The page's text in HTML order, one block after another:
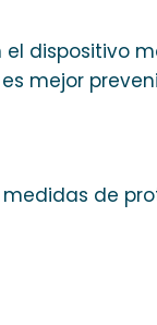
dispositivo
mejor
de